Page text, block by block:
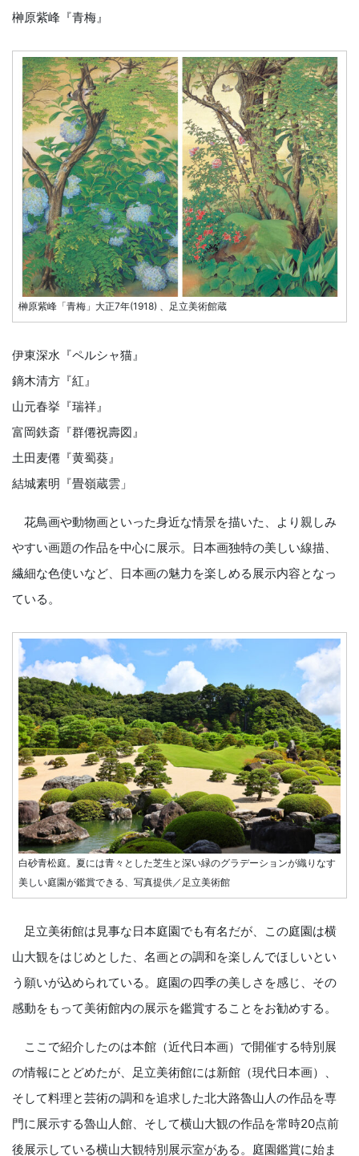
榊原紫峰『青梅』
榊原紫峰「青梅」大正7年(1918) 、足立美術館蔵
伊東深水『ペルシャ猫』
鏑木清方『紅』
山元春挙『瑞祥』
富岡鉄斎『群僊祝壽図』
土田麦僊『黄蜀葵』
結城素明『畳嶺蔵雲」
花鳥画や動物画といった身近な情景を描いた、より親しみ
やすい画題の作品を中心に展示。日本画独特の美しい線描、
繊細な色使いなど、日本画の魅力を楽しめる展示内容となっ
ている。
白砂青松庭。夏には青々とした芝生と深い緑のグラデーションが織りなす
美しい庭園が鑑賞できる、写真提供／足立美術館
足立美術館は見事な日本庭園でも有名だが、この庭園は横
山大観をはじめとした、名画との調和を楽しんでほしいとい
う願いが込められている。庭園の四季の美しさを感じ、その
感動をもって美術館内の展示を鑑賞することをお勧めする。
ここで紹介したのは本館（近代日本画）で開催する特別展
の情報にとどめたが、足立美術館には新館（現代日本画）、
そして料理と芸術の調和を追求した北大路魯山人の作品を専
門に展示する魯山人館、そして横山大観の作品を常時20点前
後展示している横山大観特別展示室がある。庭園鑑賞に始ま